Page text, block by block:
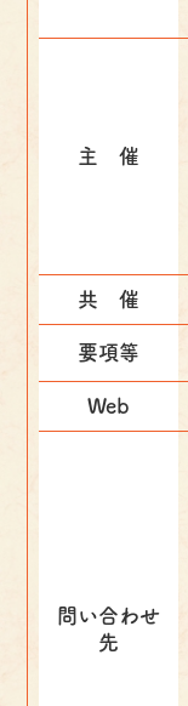
主 催
共 催
要項等
Web
問い合わせ
先